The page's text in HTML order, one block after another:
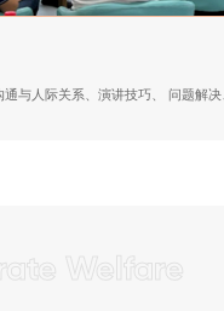
通与人际关系、演讲技巧、 问题解决